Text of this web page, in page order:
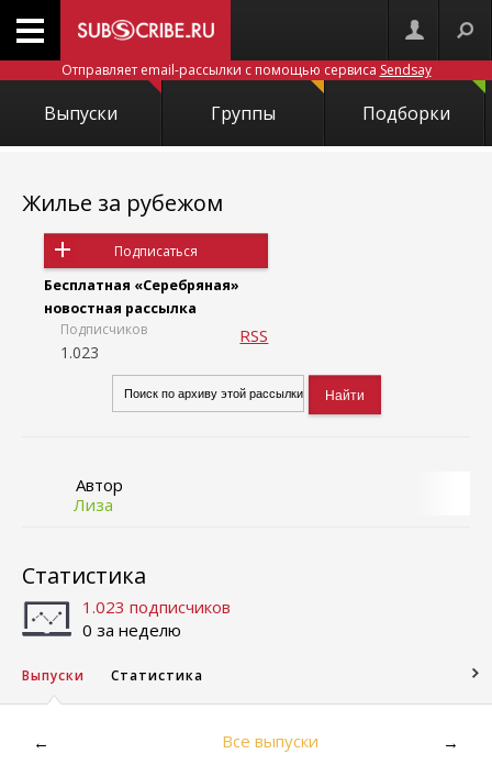
Отправляет email-рассылки с помощью сервиса Sendsay
Выпуски Группы Подборки
Жилье за рубежом
Подписаться
Бесплатная «Серебряная»
новостная рассылка
Подписчиков
1.023
RSS
Автор
Лиза
Статистика
1.023 подписчиков
0 за неделю
Выпуски Статистика
← Все выпуски →